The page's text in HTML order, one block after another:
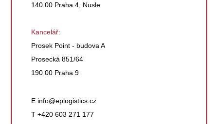
140 00 Praha 4, Nusle
Kancelář:
Prosek Point - budova A
Prosecká 851/64
190 00 Praha 9
E info@eplogistics.cz
T +420 603 271 177